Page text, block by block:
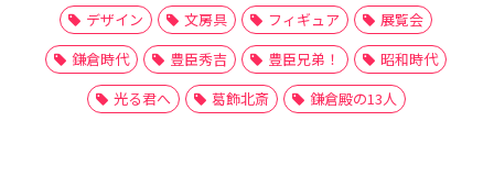
デザイン
文房具 フィギュア
展覧会
鎌倉時代
豊臣秀吉 豊臣兄弟！
昭和時代
光る君へ
葛飾北斎 鎌倉殿の13人